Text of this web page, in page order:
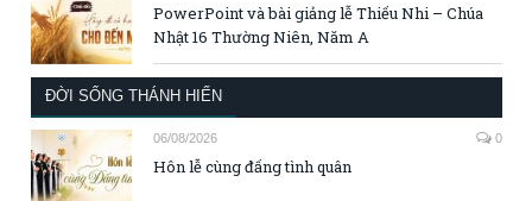
PowerPoint và bài giảng lễ Thiếu Nhi – Chúa
Nhật 16 Thường Niên, Năm A
ĐỜI SỐNG THÁNH HIẾN
06/08/2026 0
Hôn lễ cùng đấng tình quân